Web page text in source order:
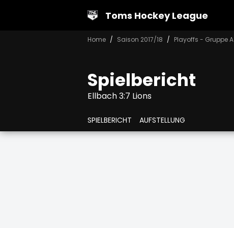
Toms Hockey League
Home Saison 2017/18 Playoffs - Gruppe A
Spielbericht
Ellbach 3:7 Lions
SPIELBERICHT AUFSTELLUNG